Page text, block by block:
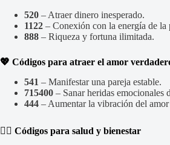
520 – Atraer dinero inesperado.
1122 – Conexión con la energía de la
888 – Riqueza y fortuna ilimitada.
💖 Códigos para atraer el amor
541 – Manifestar una pareja estable.
715400 – Sanar heridas emocionales
444 – Aumentar la vibración del
🧘‍♀️ Códigos para salud y bienestar